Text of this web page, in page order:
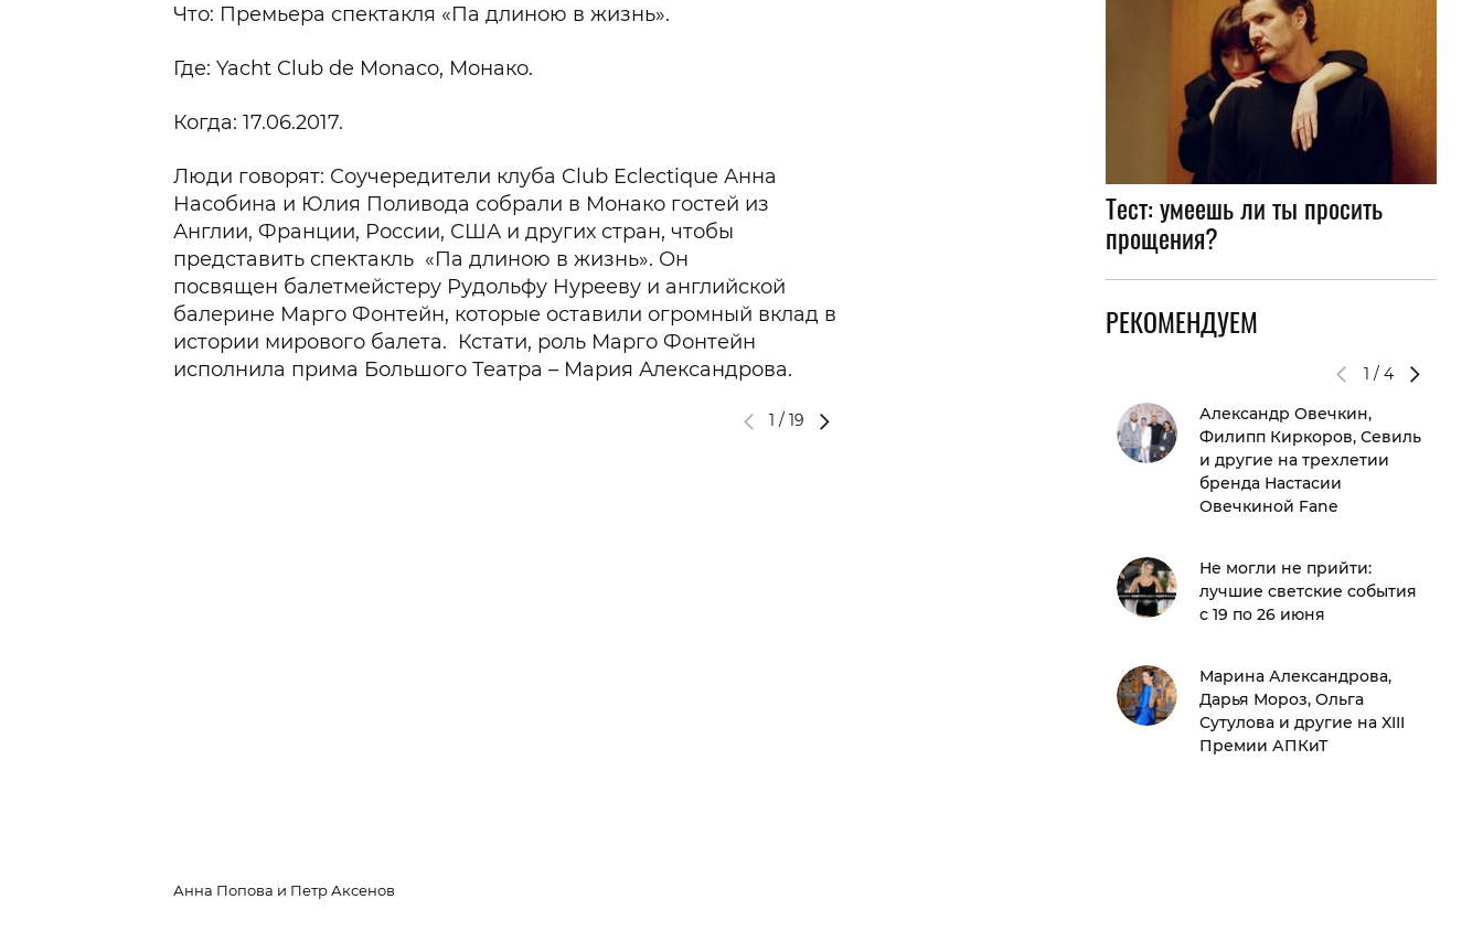
Что: Премьера спектакля «Па длиною в жизнь».
Где: Yacht Club de Monaсo, Монако.
Когда: 17.06.2017.
Люди говорят: Соучередители клуба Club Eclectique Анна
Насобина и Юлия Поливода собрали в Монако гостей из
Англии, Франции, России, США и других стран, чтобы
представить спектакль «Па длиною в жизнь». Он
посвящен балетмейстеру Рудольфу Нурееву и английской
балерине Марго Фонтейн, которые оставили огромный вклад в
истории мирового балета. Кстати, роль Марго Фонтейн
исполнила прима Большого Театра – Мария Александрова.
1 / 19
Анна Попова и Петр Аксенов
Тест: умеешь ли ты просить
прощения?
РЕКОМЕНДУЕМ
1 / 4
Александр Овечкин,
Филипп Киркоров, Севиль
и другие на трехлетии
бренда Настасии
Овечкиной Fane
Не могли не прийти:
лучшие светские события
с 19 по 26 июня
Марина Александрова,
Дарья Мороз, Ольга
Сутулова и другие на XIII
Премии АПКиТ